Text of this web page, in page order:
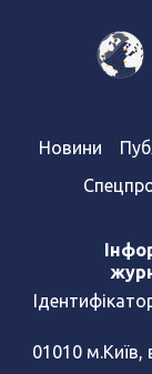
Новини
01010